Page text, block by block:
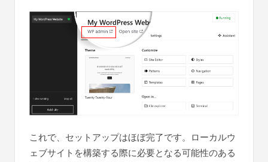
これで、セットアップはほぼ完了です。ローカルウ
ェブサイトを構築する際に必要となる可能性のある